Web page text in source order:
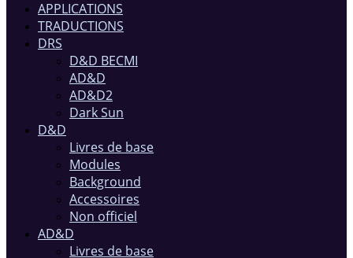
APPLICATIONS
TRADUCTIONS
DRS
D&D BECMI
AD&D
AD&D2
Dark Sun
D&D
Livres de base
Modules
Background
Accessoires
Non officiel
AD&D
Livres de base